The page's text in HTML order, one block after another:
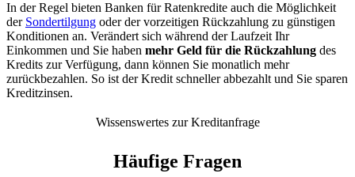
In der Regel bieten Banken für Ratenkredite auch die Möglichkeit
der Sondertilgung oder der vorzeitigen Rückzahlung zu günstigen
Konditionen an. Verändert sich während der Laufzeit Ihr
Einkommen und Sie haben mehr Geld für die Rückzahlung des
Kredits zur Verfügung, dann können Sie monatlich mehr
zurückbezahlen. So ist der Kredit schneller abbezahlt und Sie sparen
Kreditzinsen.
Wissenswertes zur Kreditanfrage
Häufige Fragen